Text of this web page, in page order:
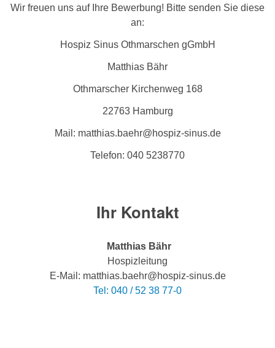
Wir freuen uns auf Ihre Bewerbung! Bitte senden Sie diese
an:
Hospiz Sinus Othmarschen gGmbH
Matthias Bähr
Othmarscher Kirchenweg 168
22763 Hamburg
Mail: matthias.baehr@hospiz-sinus.de
Telefon: 040 5238770
Ihr Kontakt
Matthias Bähr
Hospizleitung
E-Mail: matthias.baehr@hospiz-sinus.de
Tel: 040 / 52 38 77-0